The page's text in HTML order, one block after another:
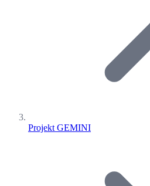
Projekt GEMINI